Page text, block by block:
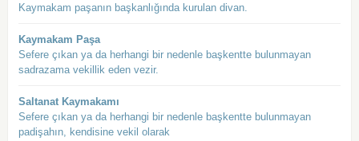
Kaymakam paşanın başkanlığında kurulan divan.
Kaymakam Paşa
Sefere çıkan ya da herhangi bir nedenle başkentte bulunmayan
sadrazama vekillik eden vezir.
Saltanat Kaymakamı
Sefere çıkan ya da herhangi bir nedenle başkentte bulunmayan
padişahın, kendisine vekil olarak